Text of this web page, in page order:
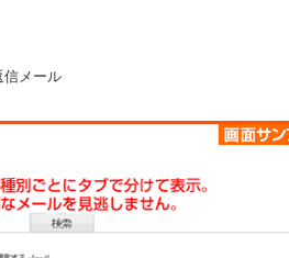
信メール